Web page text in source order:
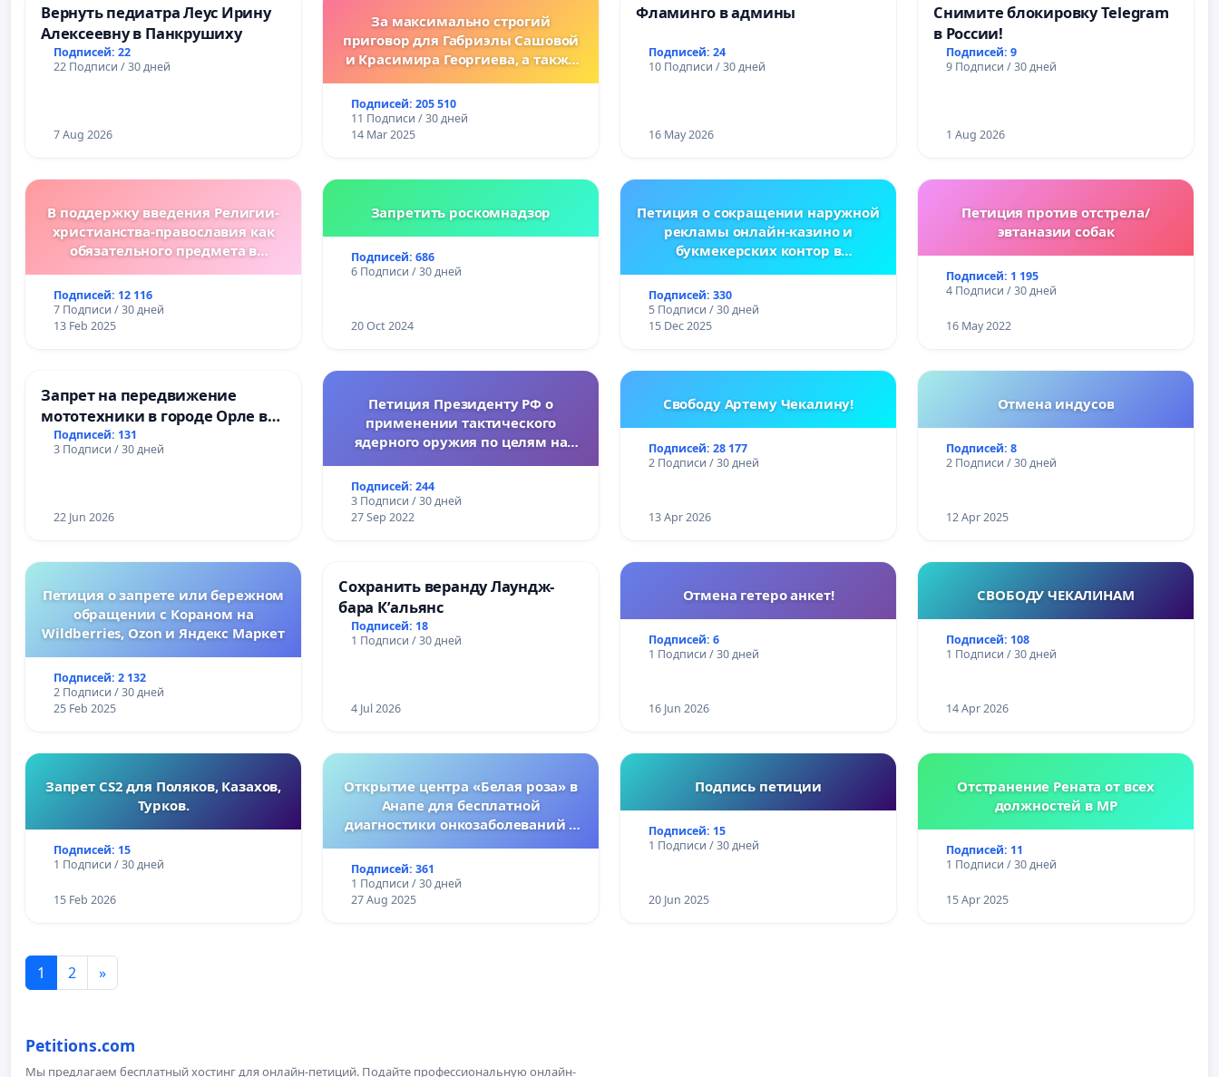
Вернуть педиатра Леус Ирину
Алексеевну в Панкрушиху
Подписей: 22
22 Подписи / 30 дней
7 Aug 2026
За максимально строгий
приговор для Габриэлы Сашовой
и Красимира Георгиева, а также
предусматривающие более
жесткие наказания за
преступления против животных!
Подписей: 205 510
11 Подписи / 30 дней
14 Mar 2025
Фламинго в админы
Подписей: 24
10 Подписи / 30 дней
16 May 2026
Снимите блокировку Telegram
в России!
Подписей: 9
9 Подписи / 30 дней
1 Aug 2026
В поддержку введения Религии-
христианства-православия как
обязательного предмета в
Подписей: 12 116
7 Подписи / 30 дней
13 Feb 2025
Запретить роскомнадзор
Подписей: 686
6 Подписи / 30 дней
20 Oct 2024
Петиция о сокращении наружной
рекламы онлайн-казино и
букмекерских контор в
Подписей: 330
5 Подписи / 30 дней
15 Dec 2025
Петиция против отстрела/
эвтаназии собак
Подписей: 1 195
4 Подписи / 30 дней
16 May 2022
Запрет на передвижение
мототехники в городе Орле в
ночное время (с 22:00 до 05:00)
Подписей: 131
3 Подписи / 30 дней
22 Jun 2026
Петиция Президенту РФ о
применении тактического
ядерного оружия по целям на
Подписей: 244
3 Подписи / 30 дней
27 Sep 2022
Свободу Артему Чекалину!
Подписей: 28 177
2 Подписи / 30 дней
13 Apr 2026
Отмена индусов
Подписей: 8
2 Подписи / 30 дней
12 Apr 2025
Петиция о запрете или бережном
обращении с Кораном на
Wildberries, Ozon и Яндекс Маркет
Подписей: 2 132
2 Подписи / 30 дней
25 Feb 2025
Сохранить веранду Лаундж-
бара К’альянс
Подписей: 18
1 Подписи / 30 дней
4 Jul 2026
Отмена гетеро анкет!
Подписей: 6
1 Подписи / 30 дней
16 Jun 2026
СВОБОДУ ЧЕКАЛИНАМ
Подписей: 108
1 Подписи / 30 дней
14 Apr 2026
Запрет CS2 для Поляков, Казахов,
Турков.
Подписей: 15
1 Подписи / 30 дней
15 Feb 2026
Открытие центра «Белая роза» в
Анапе для бесплатной
диагностики онкозаболеваний у
Подписей: 361
1 Подписи / 30 дней
27 Aug 2025
Подпись петиции
Подписей: 15
1 Подписи / 30 дней
20 Jun 2025
Отстранение Рената от всех
должностей в МР
Подписей: 11
1 Подписи / 30 дней
15 Apr 2025
1 2 »
Petitions.com
Мы предлагаем бесплатный хостинг для онлайн-петиций. Подайте профессиональную онлайн-